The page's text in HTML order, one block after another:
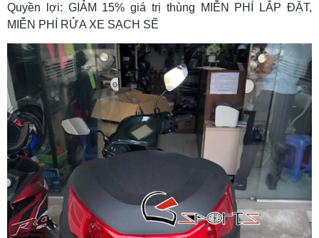
Quyền lợi: GIẢM 15% giá trị thùng MIỄN PHÍ LẮP ĐẶT,
MIỄN PHÍ RỬA XE SẠCH SẼ